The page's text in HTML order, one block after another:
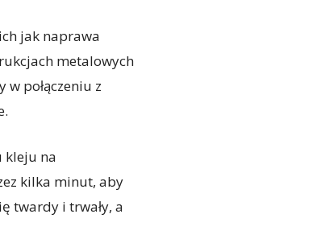
jak naprawa
metalowych
połączeniu z
kleju na
kilka minut, aby
twardy i trwały, a